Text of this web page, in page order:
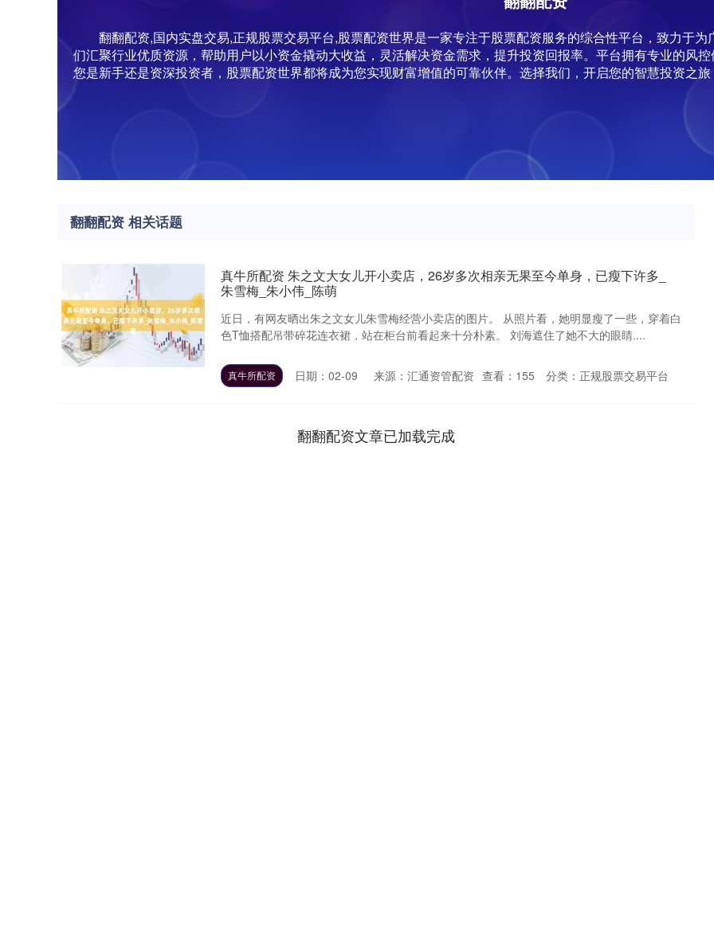
翻翻配资,国内实盘交易,正规股票交易平台,股票配资世界是一家专注于股票配资服务的综合性平台，致力于
们汇聚行业优质资源，帮助用户以小资金撬动大收益，灵活解决资金需求，提升投资回报率。平台拥有专业的风
您是新手还是资深投资者，股票配资世界都将成为您实现财富增值的可靠伙伴。选择我们，开启您的智慧投资之旅
翻翻配资 相关话题
真牛所配资 朱之文大女儿开小卖店，26岁多次相亲无果至今单身，已瘦下许多_
朱雪梅_朱小伟_陈萌
近日，有网友晒出朱之文女儿朱雪梅经营小卖店的图片。 从照片看，她明显瘦了一些，穿着白
色T恤搭配吊带碎花连衣裙，站在柜台前看起来十分朴素。 刘海遮住了她不大的眼睛....
真牛所配资 日期：02-09 来源：汇通资管配资 查看： 155 分类： 正规股票交易平台
翻翻配资文章已加载完成